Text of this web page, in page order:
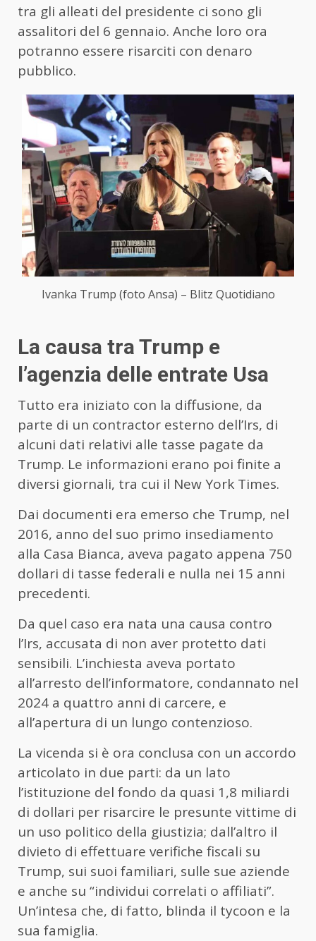
tra gli alleati del presidente ci sono gli
assalitori del 6 gennaio. Anche loro ora
potranno essere risarciti con denaro
pubblico.
Ivanka Trump (foto Ansa) – Blitz Quotidiano
La causa tra Trump e
l’agenzia delle entrate Usa
Tutto era iniziato con la diffusione, da
parte di un contractor esterno dell’Irs, di
alcuni dati relativi alle tasse pagate da
Trump. Le informazioni erano poi finite a
diversi giornali, tra cui il New York Times.
Dai documenti era emerso che Trump, nel
2016, anno del suo primo insediamento
alla Casa Bianca, aveva pagato appena 750
dollari di tasse federali e nulla nei 15 anni
precedenti.
Da quel caso era nata una causa contro
l’Irs, accusata di non aver protetto dati
sensibili. L’inchiesta aveva portato
all’arresto dell’informatore, condannato nel
2024 a quattro anni di carcere, e
all’apertura di un lungo contenzioso.
La vicenda si è ora conclusa con un accordo
articolato in due parti: da un lato
l’istituzione del fondo da quasi 1,8 miliardi
di dollari per risarcire le presunte vittime di
un uso politico della giustizia; dall’altro il
divieto di effettuare verifiche fiscali su
Trump, sui suoi familiari, sulle sue aziende
e anche su “individui correlati o affiliati”.
Un’intesa che, di fatto, blinda il tycoon e la
sua famiglia.